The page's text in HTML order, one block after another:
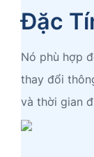
Đặc
Nó phù hợp
thay đổi
và thời gian